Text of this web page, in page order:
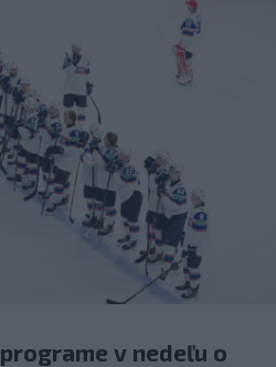
v nedeľu o